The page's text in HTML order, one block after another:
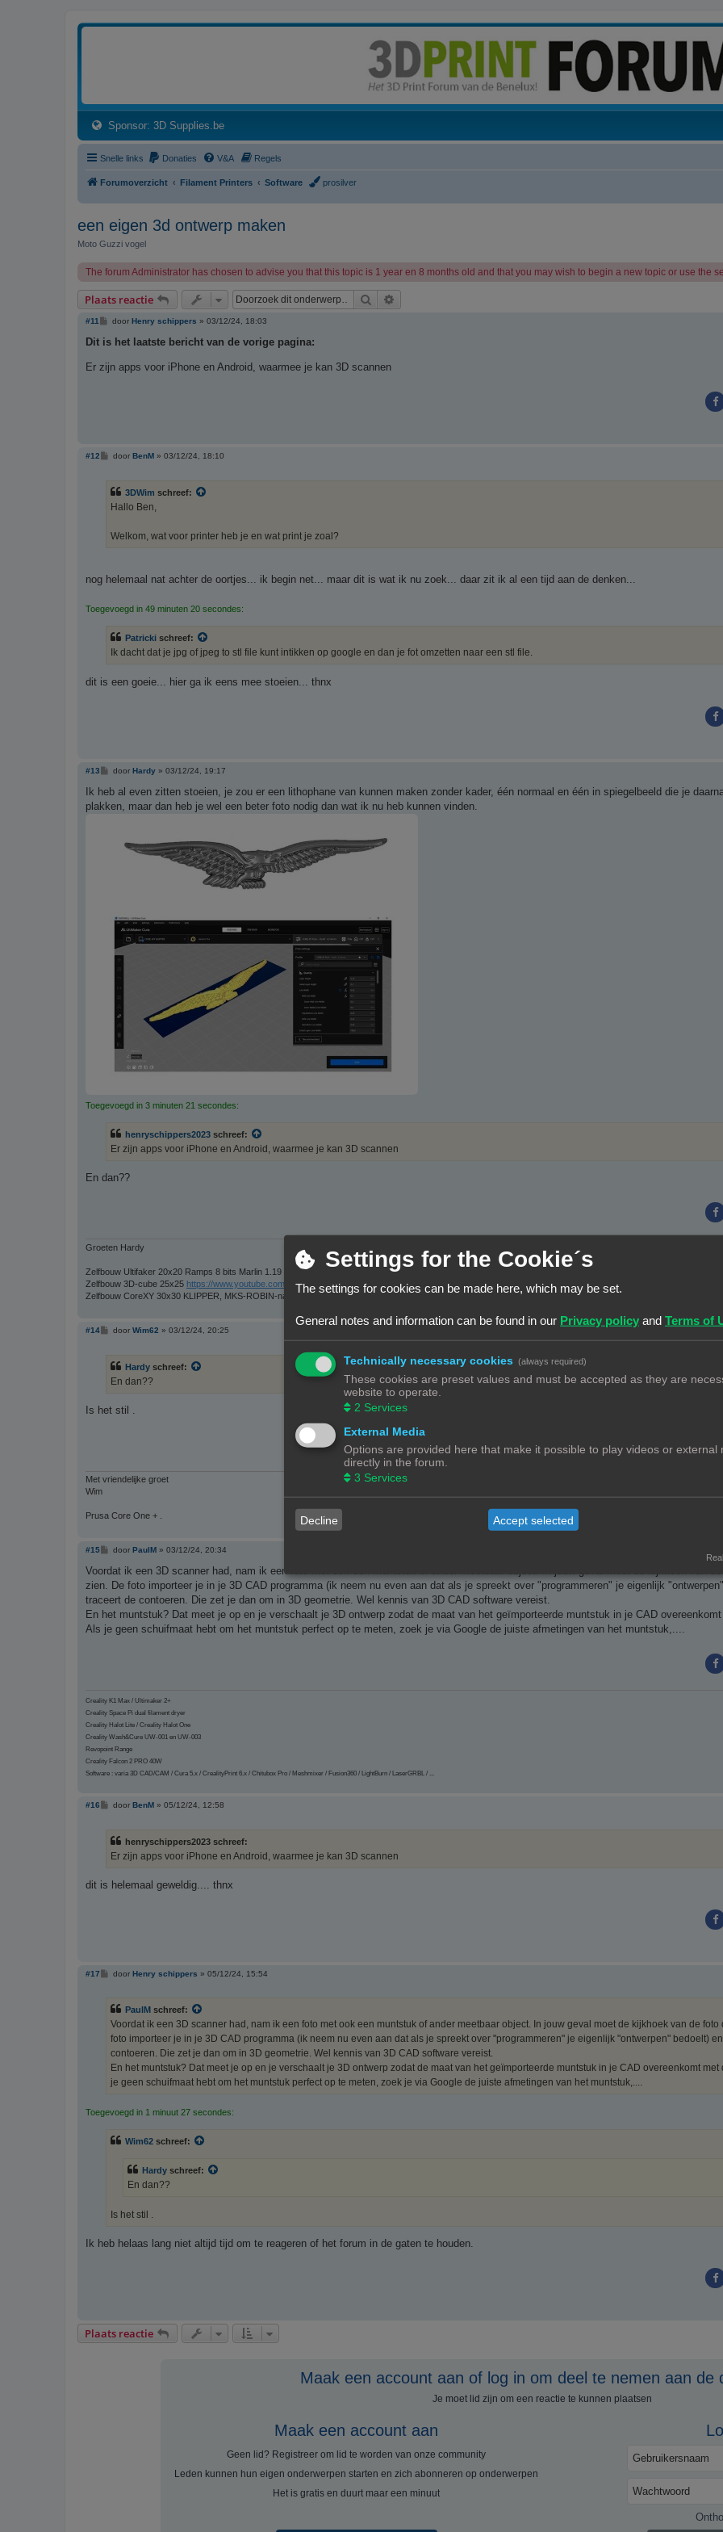
Sponsor: 3D Supplies.be(Opens a new tab)
Snelle links Donaties V&A Regels
Forumoverzicht Filament Printers Software prosilver
een eigen 3d ontwerp maken
Moto Guzzi vogel
The forum Administrator has chosen to advise you that this topic is 1 year en 8 months old and that you may wish to begin a new topic or use the
Plaats reactie Zoek
#11
B
r
h
door Henry schippers » 03/12/24, 18:03
Dit is het laatste bericht van de vorige pagina:
Er zijn apps voor iPhone en Android, waarmee je kan 3D scannen
#12
B
c
h
door BenM » 03/12/24, 18:10
3DWim schreef:
Hallo Ben,
Welkom, wat voor printer heb je en wat print je zoal?
nog helemaal nat achter de oortjes... ik begin net... maar dit is wat ik nu zoek... daar zit ik al een tijd aan de denken...
Toegevoegd in 49 minuten 20 secondes:
Patricki schreef:
Ik dacht dat je jpg of jpeg to stl file kunt intikken op google en dan je fot omzetten naar een stl file.
dit is een goeie... hier ga ik eens mee stoeien... thnx
#13
B
r
c
door Hardy» 03/12/24, 19:17
Ik heb al even zitten stoeien, je zou er een lithophane van kunnen maken zonder kader, één normaal en één in spiegelbeeld die je
plakken, maar dan heb je wel een beter foto nodig dan wat ik nu heb kunnen vinden.
Toegevoegd in 3 minuten 21 secondes:
henryschippers2023 schreef:
Er zijn apps voor iPhone en Android, waarmee je kan 3D scannen
En dan??
Groeten Hardy
Zelfbouw Ultifaker 20x20 Ramps 8 bits Marlin 1.19
Zelfbouw 3D-cube 25x25 https://www.youtube.com/watch?v=udCxjZcOA-c&t=8s
Zelfbouw CoreXY 30x30 KLIPPER, MKS-ROBIN-nano via CanBus
#14
B
c
h
t
door Wim62 » 03/12/24, 20:25
Hardy schreef:
En dan??
Is het stil .
Met vriendelijke groet
Wim
Prusa Core One + .
#15
B
r
c
h
door PaulM» 03/12/24, 20:34
Voordat ik een 3D scanner had, nam ik een foto met ook een muntstuk of ander meetbaar object. In jouw geval moet de kijkhoek van
zien. De foto importeer je in je 3D CAD programma (ik neem nu even aan dat als je spreekt over "programmeren" je eigenlijk
traceert de contoeren. Die zet je dan om in 3D geometrie. Wel kennis van 3D CAD software vereist.
En het muntstuk? Dat meet je op en je verschaalt je 3D ontwerp zodat de maat van het geïmporteerde muntstuk in je CAD
Als je geen schuifmaat hebt om het muntstuk perfect op te meten, zoek je via Google de juiste afmetingen van het muntstuk,....
Creality K1 Max / Ultimaker 2+
Creality Space Pi dual filament dryer
Creality Halot Lite / Creality Halot One
Creality Wash&Cure UW-001 en UW-003
Revopoint Range
Creality Falcon 2 PRO 40W
Software : varia 3D CAD/CAM / Cura 5.x / CrealityPrint 6.x / Chitubox Pro / Meshmixer / Fusion360 / LightBurn / LaserGRBL / ...
#16
B
c
h
t
door BenM» 05/12/24, 12:58
henryschippers2023 schreef:
Er zijn apps voor iPhone en Android, waarmee je kan 3D scannen
dit is helemaal geweldig.... thnx
#17
B
c
h
door Henry schippers » 05/12/24, 15:54
PaulM schreef:
Voordat ik een 3D scanner had, nam ik een foto met ook een muntstuk of ander meetbaar object. In jouw geval moet de kijkhoek van de foto
foto importeer je in je 3D CAD programma (ik neem nu even aan dat als je spreekt over "programmeren" je eigenlijk "ontwerpen" bedoelt)
contoeren. Die zet je dan om in 3D geometrie. Wel kennis van 3D CAD software vereist.
En het muntstuk? Dat meet je op en je verschaalt je 3D ontwerp zodat de maat van het geïmporteerde muntstuk in je CAD overeenkomt
je geen schuifmaat hebt om het muntstuk perfect op te meten, zoek je via Google de juiste afmetingen van het muntstuk,....
Toegevoegd in 1 minuut 27 secondes:
Wim62 schreef:
Hardy schreef:
En dan??
Is het stil .
Ik heb helaas lang niet altijd tijd om te reageren of het forum in de gaten te houden.
Plaats reactie
Maak een account aan of log in om deel te nemen aan de
Je moet lid zijn om een ​​reactie te kunnen plaatsen
Maak een account aan
Geen lid? Registreer om lid te worden van onze community
Leden kunnen hun eigen onderwerpen starten en zich abonneren op onderwerpen
Het is gratis en duurt maar een minuut
Settings for the Cookie´s
The settings for cookies can be made here, which may be set.
General notes and information can be found in our Privacy policy and Terms of
Technically necessary cookies (always required)
These cookies are preset values and must be accepted as they are
website to operate.
2 Services
External Media
Options are provided here that make it possible to play videos or external
directly in the forum.
3 Services
Decline Accept selected